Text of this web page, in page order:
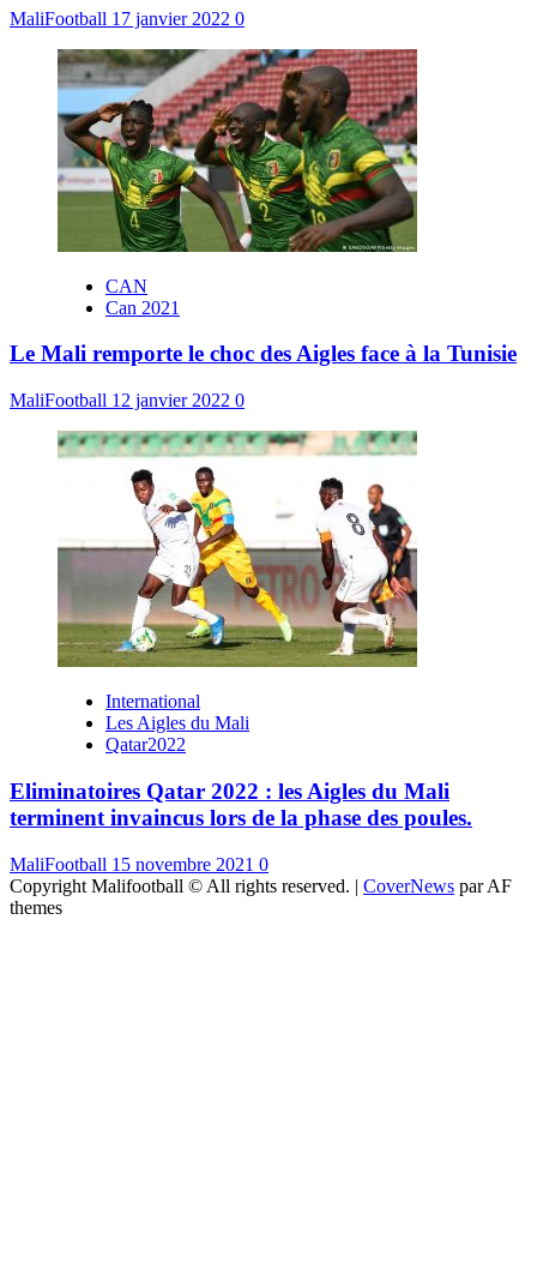
MaliFootball 17 janvier 2022 0
CAN
Can 2021
Le Mali remporte le choc des Aigles face à la Tunisie
MaliFootball 12 janvier 2022 0
International
Les Aigles du Mali
Qatar2022
Eliminatoires Qatar 2022 : les Aigles du Mali
terminent invaincus lors de la phase des poules.
MaliFootball 15 novembre 2021 0
Copyright Malifootball © All rights reserved. | CoverNews par AF
themes